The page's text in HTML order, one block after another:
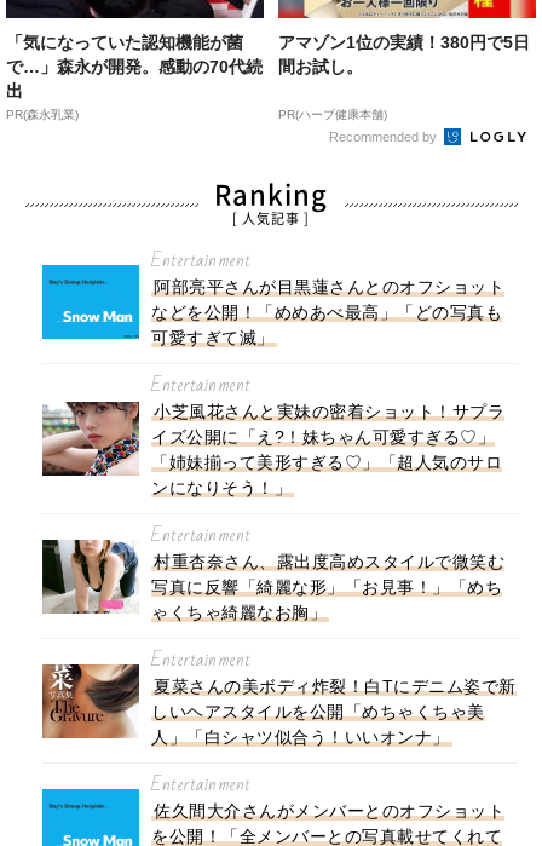
「気になっていた認知機能が菌
で…」森永が開発。感動の70代続
出
PR(森永乳業)
アマゾン1位の実績！380円で5日
間お試し。
PR(ハーブ健康本舗)
Recommended by
Ranking
[ 人気記事 ]
Entertainment
阿部亮平さんが目黒蓮さんとのオフショット
などを公開！「めめあべ最高」「どの写真も
可愛すぎて滅」
Entertainment
小芝風花さんと実妹の密着ショット！サプラ
イズ公開に「え?！妹ちゃん可愛すぎる♡」
「姉妹揃って美形すぎる♡」「超人気のサロ
ンになりそう！」
Entertainment
村重杏奈さん、露出度高めスタイルで微笑む
写真に反響「綺麗な形」「お見事！」「めち
ゃくちゃ綺麗なお胸」
Entertainment
夏菜さんの美ボディ炸裂！白Tにデニム姿で新
しいヘアスタイルを公開「めちゃくちゃ美
人」「白シャツ似合う！いいオンナ」
Entertainment
佐久間大介さんがメンバーとのオフショット
を公開！「全メンバーとの写真載せてくれて